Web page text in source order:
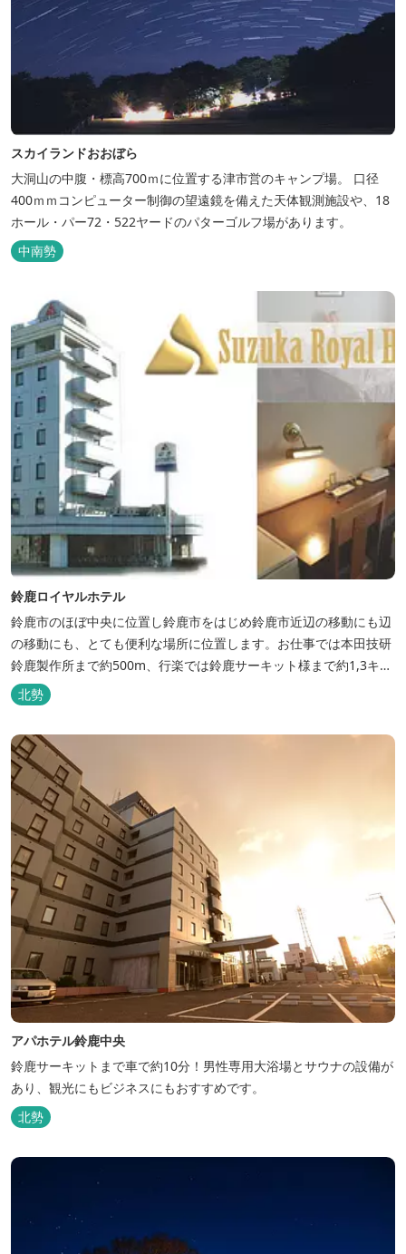
スカイランドおおぼら
大洞山の中腹・標高700ｍに位置する津市営のキャンプ場。 口径
400ｍｍコンピューター制御の望遠鏡を備えた天体観測施設や、18
ホール・パー72・522ヤードのパターゴルフ場があります。
中南勢
鈴鹿ロイヤルホテル
鈴鹿市のほぼ中央に位置し鈴鹿市をはじめ鈴鹿市近辺の移動にも辺
の移動にも、とても便利な場所に位置します。お仕事では本田技研
鈴鹿製作所まで約500m、行楽では鈴鹿サーキット様まで約1,3キ
ロ、スポーツ行事では鈴鹿スポーツガーデン様まで約3キロととて
も近い場所にあります。亀山市へのアクセスも便利でシャープ亀山
工場では約10キロと鈴鹿市では近い場所となっております。
北勢
アパホテル鈴鹿中央
鈴鹿サーキットまで車で約10分！男性専用大浴場とサウナの設備が
あり、観光にもビジネスにもおすすめです。
北勢